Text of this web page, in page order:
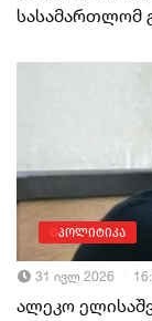
სასამართლომ
პოლიტიკა
31 ივლ 2026
ალეკო